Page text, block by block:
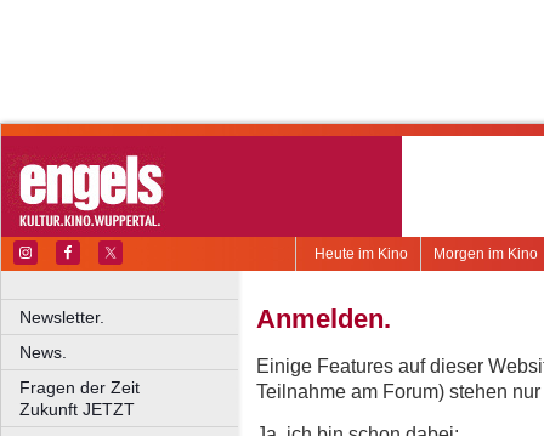
Morgen im Kino
Heute im Kino
Newsletter.
News.
Fragen der Zeit
Zukunft JETZT
Anmelden.
Einige Features auf dieser
Teilnahme am Forum) stehen